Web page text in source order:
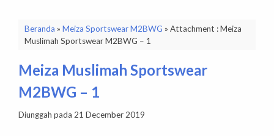
Beranda » Meiza Sportswear M2BWG » Attachment : Meiza
Muslimah Sportswear M2BWG – 1
Meiza Muslimah Sportswear
M2BWG – 1
Diunggah pada 21 December 2019